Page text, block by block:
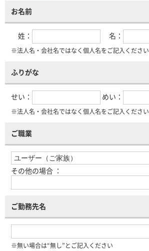
お名前
姓： 名：
※法人名・会社名ではなく個人名をご記入ください
ふりがな
せい： めい：
※法人名・会社名ではなく個人名をご記入ください
ご職業
その他の場合 ：
ご勤務先名
※無い場合は“無し”とご記入ください